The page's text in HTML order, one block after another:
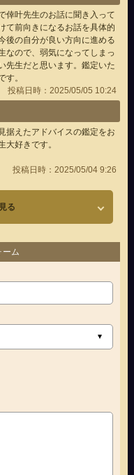
倖叶先生のお話に聞き入って
て前向きになるお話を具体的
後の自分が良い方向に進める
なので、弱気になってしまっ
先生だと思います。鑑定いた
す。
投稿日時：2025/05/05 10:24
据えたアドバイスの鑑定をお
大好きです。
投稿日時：2025/05/04 9:26
る
ーム